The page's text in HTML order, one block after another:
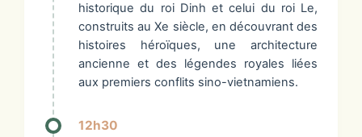
historique du roi Dinh et celui du roi Le,
construits au Xe siècle, en découvrant des
histoires héroïques, une architecture
ancienne et des légendes royales liées
aux premiers conflits sino-vietnamiens.
12h30